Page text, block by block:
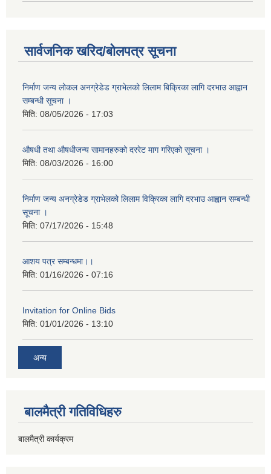
सार्वजनिक खरिद/बोलपत्र सूचना
निर्माण जन्य लोकल अनग्रेडेड ग्राभेलको लिलाम बिक्रिका लागि दरभाउ आह्वान
सम्बन्धी सूचना ।
मिति: 08/05/2026 - 17:03
औषधी तथा औषधीजन्य सामानहरुको दररेट माग गरिएको सूचना ।
मिति: 08/03/2026 - 16:00
निर्माण जन्य अनग्रेडेड ग्राभेलको लिलाम विक्रिका लागि दरभाउ आह्वान सम्बन्धी
सूचना ।
मिति: 07/17/2026 - 15:48
आशय पत्र सम्बन्धमा।।
मिति: 01/16/2026 - 07:16
Invitation for Online Bids
मिति: 01/01/2026 - 13:10
अन्य
बालमैत्री गतिविधिहरु
बालमैत्री कार्यक्रम